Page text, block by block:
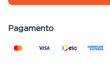
Pagamento